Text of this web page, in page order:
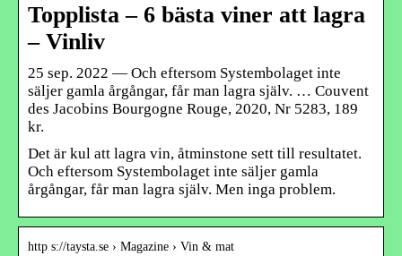
Topplista – 6 bästa viner att lagra
– Vinliv
25 sep. 2022 — Och eftersom Systembolaget inte
säljer gamla årgångar, får man lagra själv. … Couvent
des Jacobins Bourgogne Rouge, 2020, Nr 5283, 189
kr.
Det är kul att lagra vin, åtminstone sett till resultatet.
Och eftersom Systembolaget inte säljer gamla
årgångar, får man lagra själv. Men inga problem.
http s://taysta.se › Magazine › Vin & mat